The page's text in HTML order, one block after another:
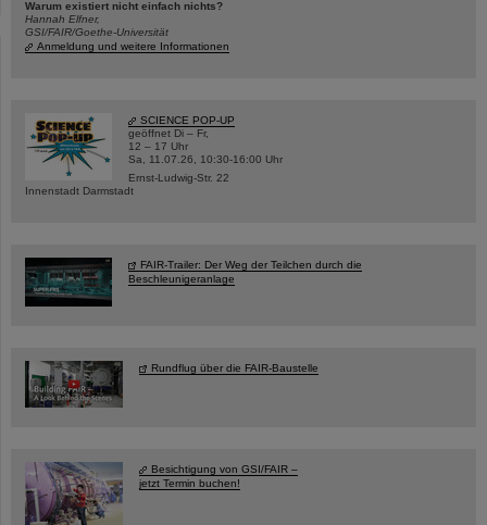
Warum existiert nicht einfach nichts?
Hannah Elfner,
GSI/FAIR/Goethe-Universität
Anmeldung und weitere Informationen
SCIENCE POP-UP
geöffnet Di – Fr,
12 – 17 Uhr
Sa, 11.07.26, 10:30-16:00 Uhr
Ernst-Ludwig-Str. 22
Innenstadt Darmstadt
FAIR-Trailer: Der Weg der Teilchen durch die
Beschleunigeranlage
Rundflug über die FAIR-Baustelle
Besichtigung von GSI/FAIR –
jetzt Termin buchen!